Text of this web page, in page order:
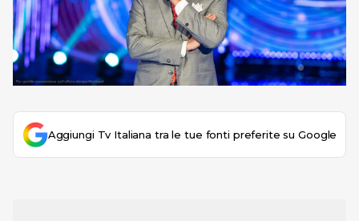
Aggiungi Tv Italiana tra le tue fonti preferite su Google